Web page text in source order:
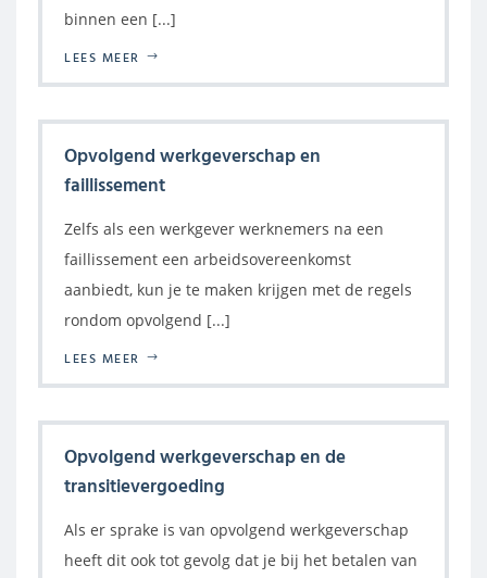
binnen een [...]
LEES MEER
Opvolgend werkgeverschap en
faillissement
Zelfs als een werkgever werknemers na een
faillissement een arbeidsovereenkomst
aanbiedt, kun je te maken krijgen met de regels
rondom opvolgend [...]
LEES MEER
Opvolgend werkgeverschap en de
transitievergoeding
Als er sprake is van opvolgend werkgeverschap
heeft dit ook tot gevolg dat je bij het betalen van